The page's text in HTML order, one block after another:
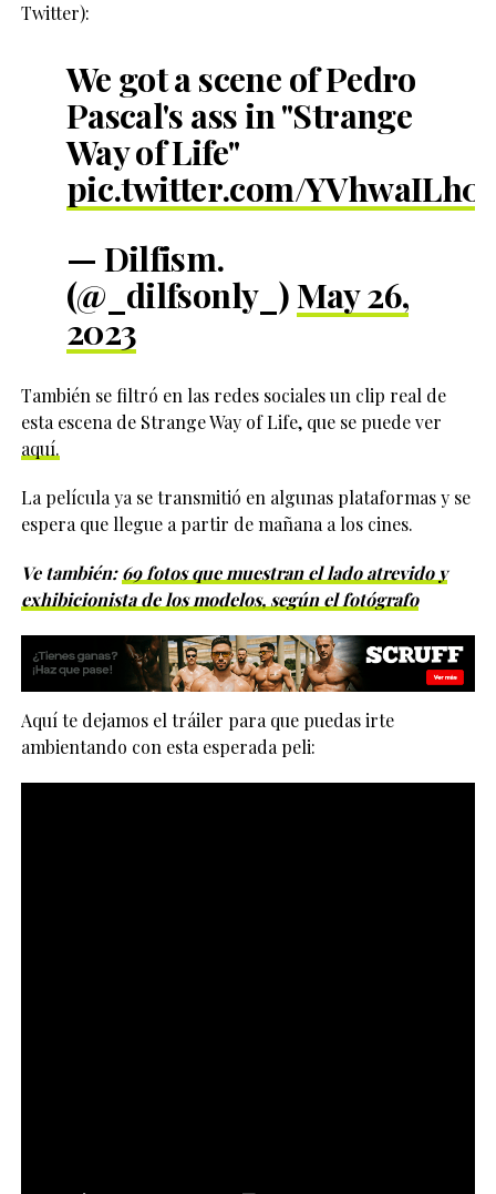
Twitter):
We got a scene of Pedro
Pascal's ass in "Strange
Way of Life"
pic.twitter.com/
— Dilfism.
(@_dilfsonly_)May 26,
2023
También se filtró en las redes sociales un clip real de
esta escena de Strange Way of Life, que se puede ver
aquí.
La película ya se transmitió en algunas plataformas y se
espera que llegue a partir de mañana a los cines.
Ve también:69 fotos que muestran el lado atrevido y
exhibicionista de los modelos, según el fotógrafo
Aquí te dejamos el tráiler para que puedas irte
ambientando con esta esperada peli: